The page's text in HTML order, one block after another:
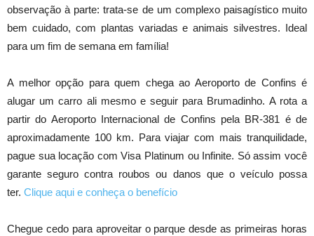
observação à parte: trata-se de um complexo paisagístico muito
bem cuidado, com plantas variadas e animais silvestres. Ideal
para um fim de semana em família!
A melhor opção para quem chega ao Aeroporto de Confins é
alugar um carro ali mesmo e seguir para Brumadinho. A rota a
partir do Aeroporto Internacional de Confins pela BR-381 é de
aproximadamente 100 km. Para viajar com mais tranquilidade,
pague sua locação com Visa Platinum ou Infinite. Só assim você
garante seguro contra roubos ou danos que o veículo possa
ter. Clique aqui e conheça o benefício
Chegue cedo para aproveitar o parque desde as primeiras horas